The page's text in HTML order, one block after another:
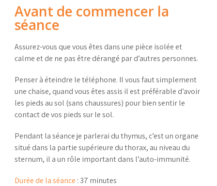
Avant de commencer la
séance
Assurez-vous que vous êtes dans une pièce isolée et
calme et de ne pas être dérangé par d’autres personnes.
Penser à éteindre le téléphone. Il vous faut simplement
une chaise, quand vous êtes assis il est préférable d’avoir
les pieds au sol (sans chaussures) pour bien sentir le
contact de vos pieds sur le sol.
Pendant la séance je parlerai du thymus, c’est un organe
situé dans la partie supérieure du thorax, au niveau du
sternum, il a un rôle important dans l’auto-immunité.
Durée de la séance : 37 minutes